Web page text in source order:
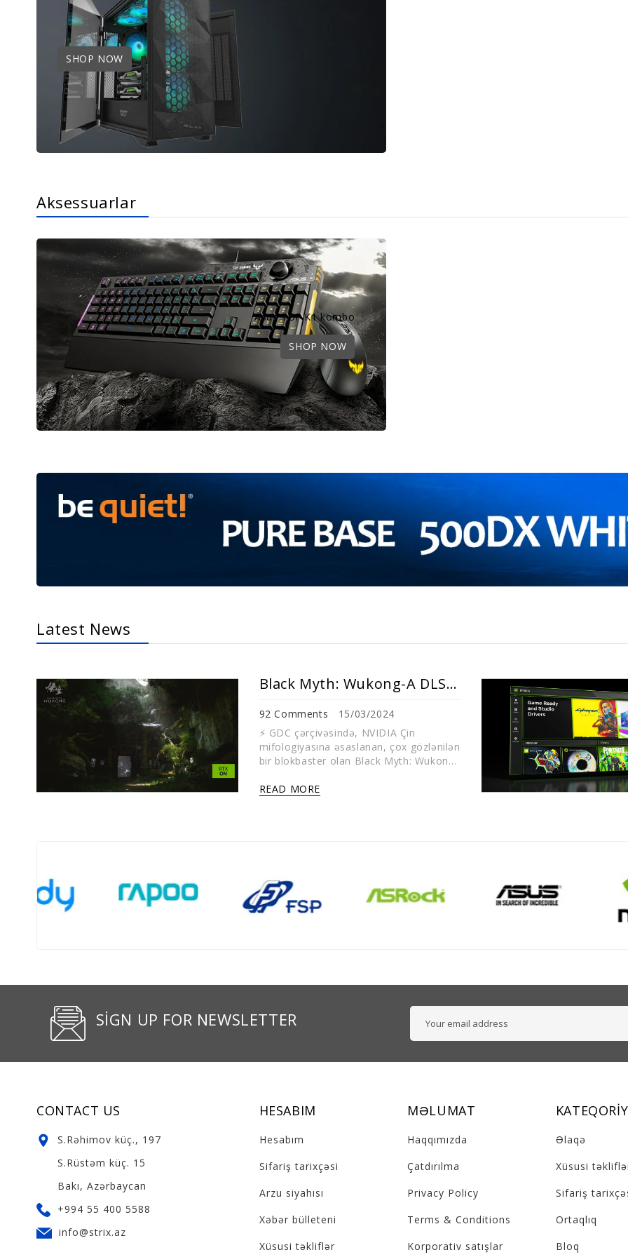
SHOP NOW
Aksessuarlar
Asus TUF K1 kombo
SHOP NOW
Latest News
Black Myth: Wukong-A DLSS 3.5 Əlavə Edəcəklər!
92 Comments
15/03/2024
⚡️ GDC çərçivəsində, NVIDIA Çin
mifologiyasına əsaslanan, çox gözlənilən
bir blokbaster olan Black Myth: Wukong-
READ MORE
SIGN UP FOR NEWSLETTER
CONTACT US
S.Rəhimov küç., 197
S.Rüstəm küç. 15
Bakı, Azərbaycan
+994 55 400 5588
info@strix.az
HESABIM
Hesabım
Sifariş tarixçəsi
Arzu siyahısı
Xəbər bülleteni
Xüsusi təkliflər
MƏLUMAT
Haqqımızda
Çatdırılma
Privacy Policy
Terms & Conditions
Korporativ satışlar
Əlaqə
Xüsusi
Sifariş
Ortaqlıq
Bloq